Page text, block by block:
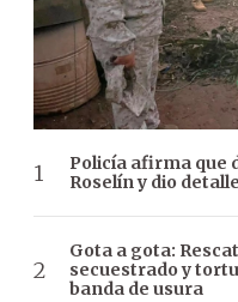
Policía afirma que
Roselín y dio
Gota a gota:
secuestrado y
banda de usura